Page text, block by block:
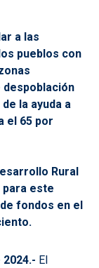
a las
pueblos con
despoblación
la ayuda a
el 65 por
Rural
para este
fondos en el
El